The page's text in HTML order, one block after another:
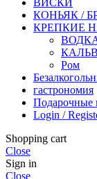
ВИСКИ
КОНЬЯК /
КРЕПКИЕ
Ром
гастрономия
Подарочные
Login /
Shopping cart
Close
Sign in
Close